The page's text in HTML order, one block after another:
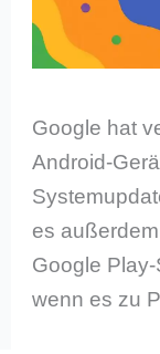
Google hat
Android-
es
Google
wenn es zu